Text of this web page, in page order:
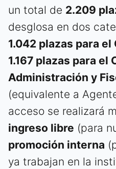
un total de 2.209
desglosa en dos
1.042 plazas para
1.167 plazas para el
Administración y
(equivalente a
acceso se realizará
ingreso libre (para
promoción interna
ya trabajan en la